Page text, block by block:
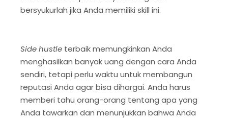
bersyukurlah jika Anda memiliki skill ini.
Side hustle terbaik memungkinkan Anda
menghasilkan banyak uang dengan cara Anda
sendiri, tetapi perlu waktu untuk membangun
reputasi Anda agar bisa dihargai. Anda harus
memberi tahu orang-orang tentang apa yang
Anda tawarkan dan menunjukkan bahwa Anda